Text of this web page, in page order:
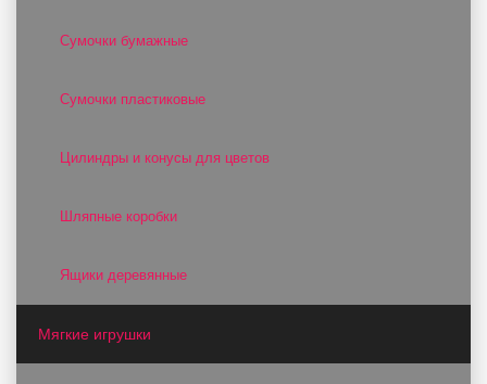
Сумочки бумажные
Сумочки пластиковые
Цилиндры и конусы для цветов
Шляпные коробки
Ящики деревянные
Мягкие игрушки